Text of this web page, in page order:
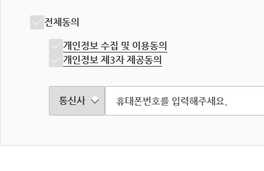
전체동의
개인정보 수집 및 이용동의
개인정보 제3자 제공동의